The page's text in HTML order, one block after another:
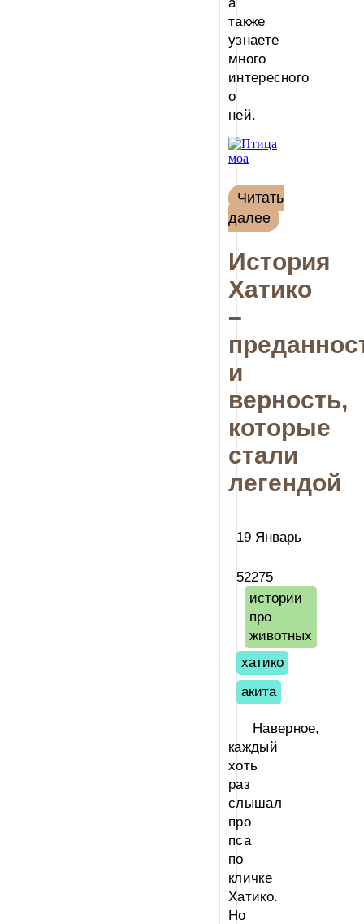
также
узнаете
много
интересного
о
ней.
Читать
далее
История
Хатико
–
и
верность,
которые
стали
легендой
19 Январь
52275
истории
про
животных
хатико
акита
Наверное,
каждый
хоть
раз
слышал
про
пса
по
кличке
Хатико.
Но